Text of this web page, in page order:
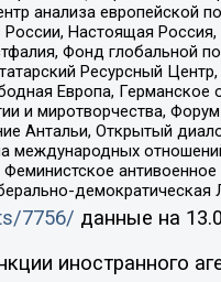
анализа европейской
Настоящая
Фонд глобальной
Ресурсный
Европа,
и миротворчества,
Антальи, Открытый
международных
демократическая
7756/ данные на
иностранного